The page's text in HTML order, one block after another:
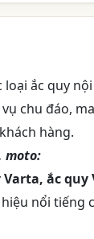
ắc quy
chu đáo,
hàng.
moto:
ắc
nổi tiếng